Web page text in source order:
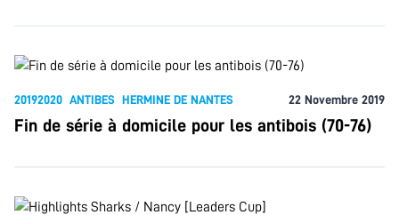
20192020 ANTIBES HERMINE DE NANTES 22 Novembre 2019
Fin de série à domicile pour les antibois (70-76)